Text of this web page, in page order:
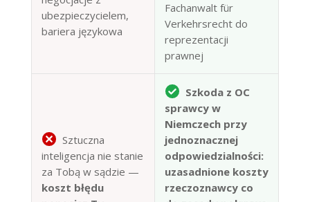
ubezpieczycielem,
bariera językowa
Fachanwalt für
Verkehrsrecht do
reprezentacji
prawnej
Sztuczna
inteligencja nie stanie
za Tobą w sądzie —
koszt błędu
Szkoda z OC
sprawcy w
Niemczech przy
jednoznacznej
odpowiedzialności:
uzasadnione koszty
rzeczoznawcy co